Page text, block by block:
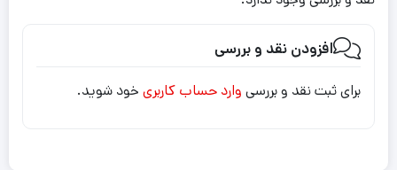
افزودن نقد و بررسی
برای ثبت نقد و بررسی وارد حساب کاربری خود شوید.